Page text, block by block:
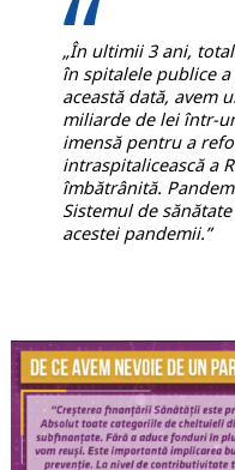
„În ultimii 3 ani,
în spitalele publice
această dată, avem
miliarde de lei într-
imensă pentru a
intraspitalicească a
îmbătrânită.
Sistemul de
acestei pandemii.”